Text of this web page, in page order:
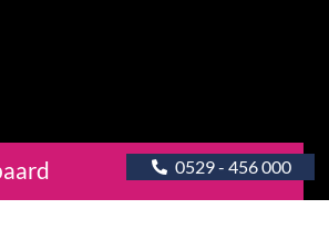
0529 - 456 000